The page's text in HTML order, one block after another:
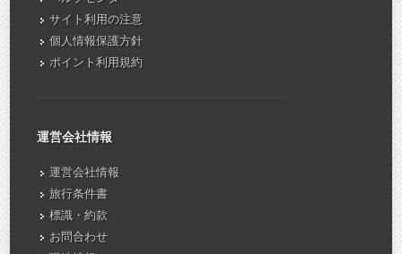
サイト利用の注意
個人情報保護方針
ポイント利用規約
運営会社情報
運営会社情報
旅行条件書
標識・約款
お問合わせ